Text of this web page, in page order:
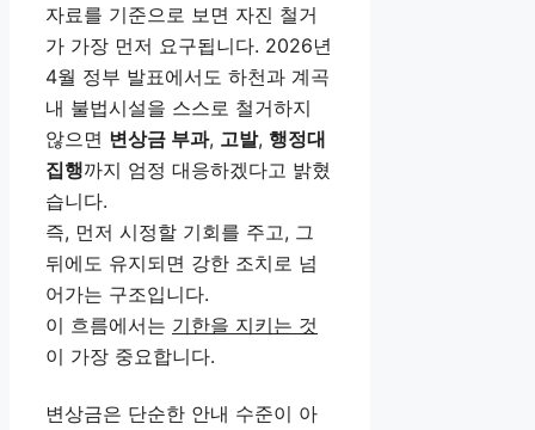
자료를 기준으로 보면 자진 철거
가 가장 먼저 요구됩니다. 2026년
4월 정부 발표에서도 하천과 계곡
내 불법시설을 스스로 철거하지
않으면 변상금 부과, 고발, 행정대
집행까지 엄정 대응하겠다고 밝혔
습니다.
즉, 먼저 시정할 기회를 주고, 그
뒤에도 유지되면 강한 조치로 넘
어가는 구조입니다.
이 흐름에서는 기한을 지키는 것
이 가장 중요합니다.
변상금은 단순한 안내 수준이 아